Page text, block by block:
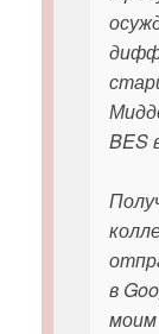
BES
в
моим